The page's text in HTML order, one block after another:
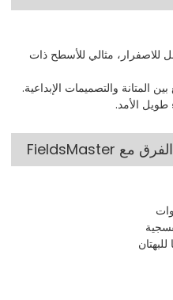
للاصفرار، مثالي للأسطح ذات
المتانة والتصميمات الإبداعية.
طويل الأمد.